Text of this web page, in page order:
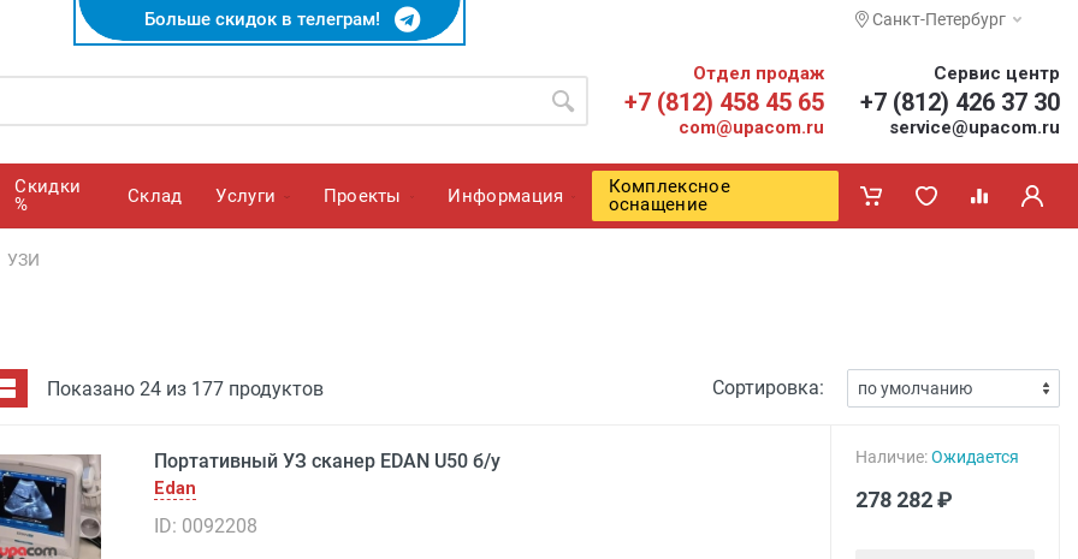
Больше скидок в телеграм! Санкт-Петербург
Отдел продаж
+7 (812) 458 45 65
com@upacom.ru
Сервис центр
+7 (812) 426 37 30
service@upacom.ru
Скидки
%
Cклад Услуги Проекты Информация
Комплексное
оснащение
УЗИ
Показано 24 из 177 продуктов Сортировка:
Портативный УЗ сканер EDAN U50 б/у
Edan
ID: 0092208
Наличие:Ожидается
278 282 ₽